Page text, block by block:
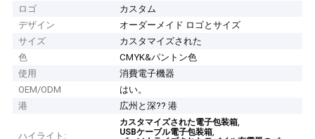
ロゴ
カスタム
デザイン
オーダーメイド ロゴとサイズ
サイズ
カスタマイズされた
色
CMYK&パントン色
使用
消費電子機器
OEM/ODM
はい。
港
広州と深?? 港
ハイライト:
カスタマイズされた電子包装箱,
USBケーブル電子包装箱,